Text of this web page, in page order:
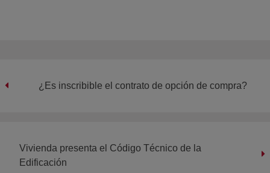
¿Es inscribible el contrato de opción de compra?
Vivienda presenta el Código Técnico de la
Edificación